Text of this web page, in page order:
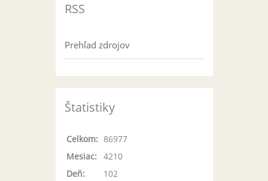
RSS
Prehľad zdrojov
Štatistiky
Celkom: 86977
Mesiac:
4210
Deň:
102